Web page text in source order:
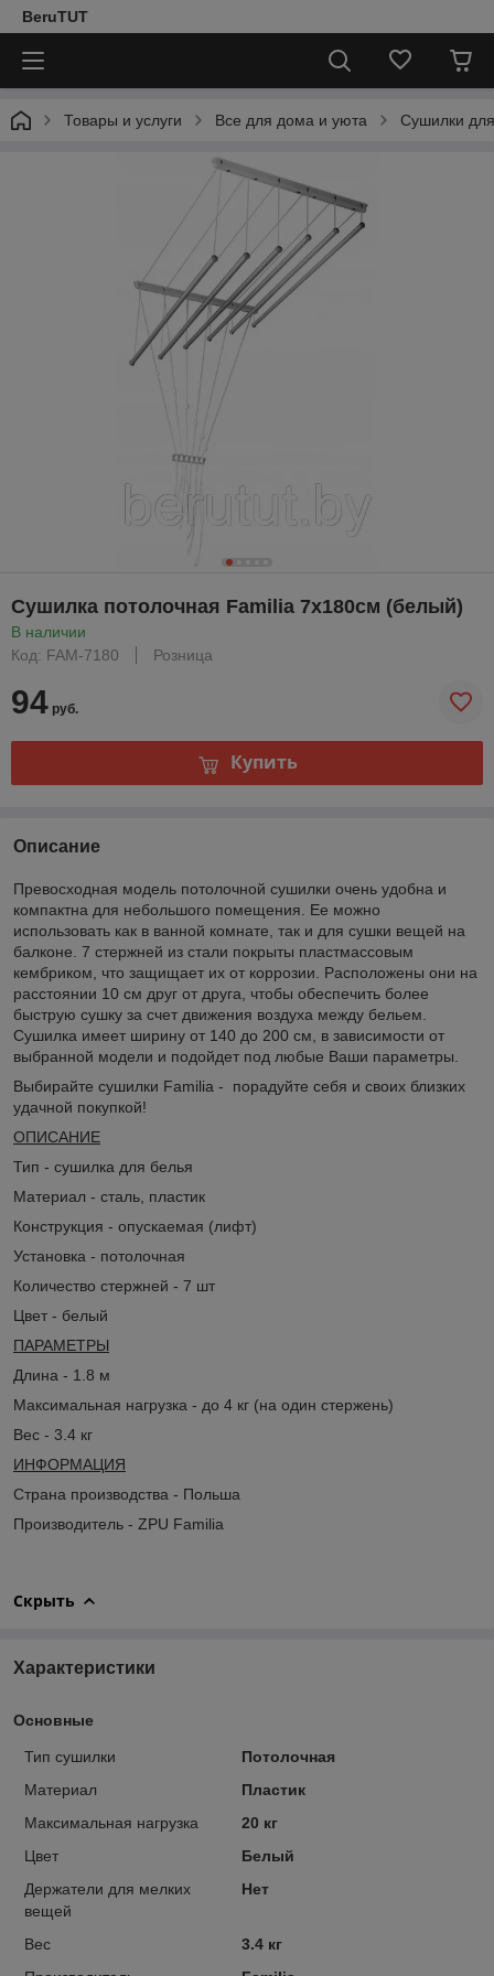
BeruTUT
Товары и услуги Все для дома и уюта Сушилки
Сушилка потолочная Familia 7х180см (белый)
В наличии
Код: FAM-7180
Розница
94 руб.
Купить
Описание
Превосходная модель потолочной сушилки очень удобна и
компактна для небольшого помещения. Ее можно
использовать как в ванной комнате, так и для сушки вещей на
балконе. 7 стержней из стали покрыты пластмассовым
кембриком, что защищает их от коррозии. Расположены они на
расстоянии 10 см друг от друга, чтобы обеспечить более
быструю сушку за счет движения воздуха между бельем.
Сушилка имеет ширину от 140 до 200 см, в зависимости от
выбранной модели и подойдет под любые Ваши параметры.
Выбирайте сушилки Familia - порадуйте себя и своих близких
удачной покупкой!
ОПИСАНИЕ
Тип - сушилка для белья
Материал - сталь, пластик
Конструкция - опускаемая (лифт)
Установка - потолочная
Количество стержней - 7 шт
Цвет - белый
ПАРАМЕТРЫ
Длина - 1.8 м
Максимальная нагрузка - до 4 кг (на один стержень)
Вес - 3.4 кг
ИНФОРМАЦИЯ
Страна производства - Польша
Производитель - ZPU Familia
Скрыть
Характеристики
Основные
Тип сушилки
Потолочная
Материал
Пластик
Максимальная нагрузка
20 кг
Цвет
Белый
Держатели для мелких
вещей
Нет
Вес
3.4 кг